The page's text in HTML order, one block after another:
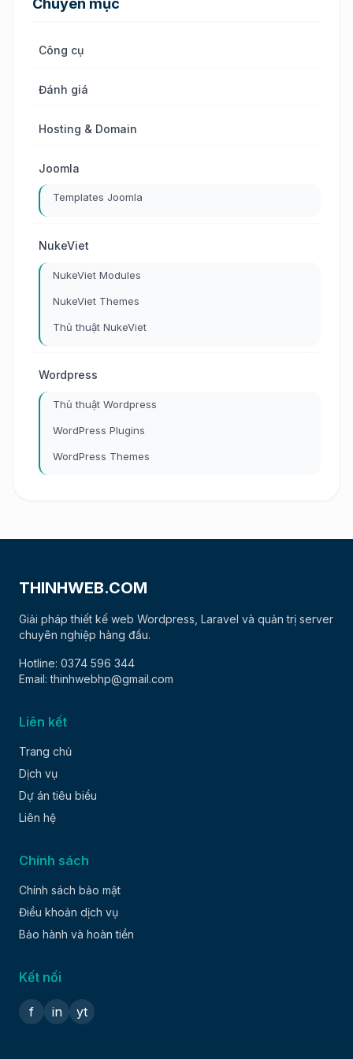
Chuyên mục
Công cụ
Đánh giá
Hosting & Domain
Joomla
Templates Joomla
NukeViet
NukeViet Modules
NukeViet Themes
Thủ thuật NukeViet
Wordpress
Thủ thuật Wordpress
WordPress Plugins
WordPress Themes
THINHWEB.COM
Giải pháp thiết kế web Wordpress, Laravel và quản trị server
chuyên nghiệp hàng đầu.
Hotline: 0374 596 344
Email: thinhwebhp@gmail.com
Liên kết
Trang chủ
Dịch vụ
Dự án tiêu biểu
Liên hệ
Chính sách
Chính sách bảo mật
Điều khoản dịch vụ
Bảo hành và hoàn tiền
Kết nối
f in yt